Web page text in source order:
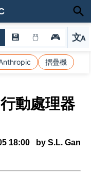
💾 🖱 🎮 文A
選
摺疊機
動處理器
18:00 by S.L. Gan